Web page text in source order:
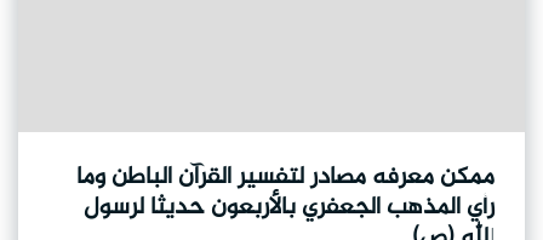
ممكن معرفه مصادر لتفسير القرآن الباطن وما
رأي المذهب الجعفري بالأربعون حديثا لرسول